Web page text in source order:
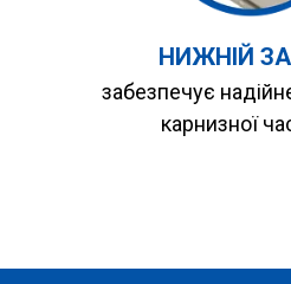
НИЖНІЙ
забезпечує
карнизної